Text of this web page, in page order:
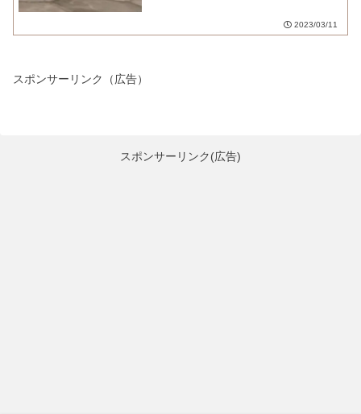
2023/03/11
スポンサーリンク（広告）
スポンサーリンク(広告)